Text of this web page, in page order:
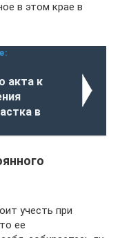
в этом крае в
акта к
в
учесть при
ее